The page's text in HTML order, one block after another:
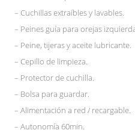
– Cuchillas extraíbles y lavables.
– Peines guía para orejas
– Peine, tijeras y aceite lubricante.
– Cepillo de limpieza.
– Protector de cuchilla.
– Bolsa para guardar.
– Alimentación a red / recargable.
– Autonomía 60min.